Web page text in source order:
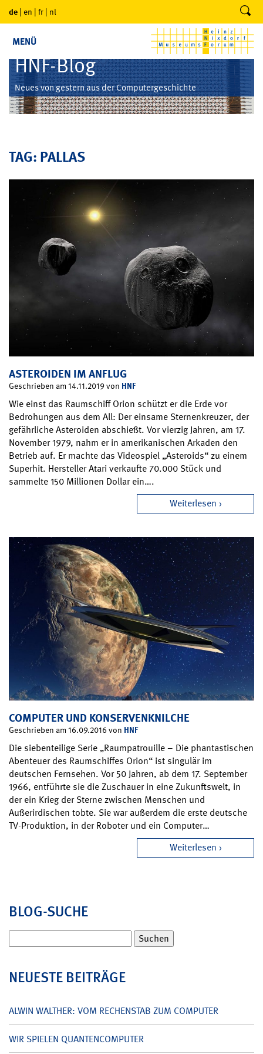
de | en | fr | nl
MENÜ
HNF-Blog
Neues von gestern aus der Computergeschichte
TAG: PALLAS
ASTEROIDEN IM ANFLUG
Geschrieben am 14.11.2019 von HNF
Wie einst das Raumschiff Orion schützt er die Erde vor
Bedrohungen aus dem All: Der einsame Sternenkreuzer, der
gefährliche Asteroiden abschießt. Vor vierzig Jahren, am 17.
November 1979, nahm er in amerikanischen Arkaden den
Betrieb auf. Er machte das Videospiel „Asteroids“ zu einem
Superhit. Hersteller Atari verkaufte 70.000 Stück und
sammelte 150 Millionen Dollar ein….
Weiterlesen
COMPUTER UND KONSERVENKNILCHE
Geschrieben am 16.09.2016 von HNF
Die siebenteilige Serie „Raumpatrouille – Die phantastischen
Abenteuer des Raumschiffes Orion“ ist singulär im
deutschen Fernsehen. Vor 50 Jahren, ab dem 17. September
1966, entführte sie die Zuschauer in eine Zukunftswelt, in
der ein Krieg der Sterne zwischen Menschen und
Außerirdischen tobte. Sie war außerdem die erste deutsche
TV-Produktion, in der Roboter und ein Computer…
Weiterlesen
BLOG-SUCHE
nach:
NEUESTE BEITRÄGE
ALWIN WALTHER: VOM RECHENSTAB ZUM COMPUTER
WIR SPIELEN QUANTENCOMPUTER